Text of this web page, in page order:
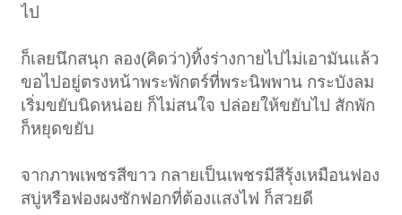
ไป
ก็เลยนึกสนุก ลอง(คิดว่า)ทิ้งร่างกายไปไม่เอามันแล้ว
ขอไปอยู่ตรงหน้าพระพักตร์ที่พระนิพพาน กระบังลม
เริ่มขยับนิดหน่อย ก็ไม่สนใจ ปล่อยให้ขยับไป สักพัก
ก็หยุดขยับ
จากภาพเพชรสีขาว กลายเป็นเพชรมีสีรุ้งเหมือนฟอง
สบู่หรือฟองผงซักฟอกที่ต้องแสงไฟ ก็สวยดี